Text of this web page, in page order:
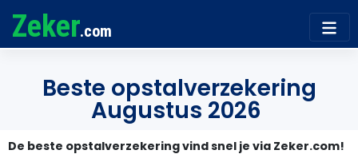
Zeker.com
Beste opstalverzekering
Augustus 2026
De beste opstalverzekering vind snel je via Zeker.com!